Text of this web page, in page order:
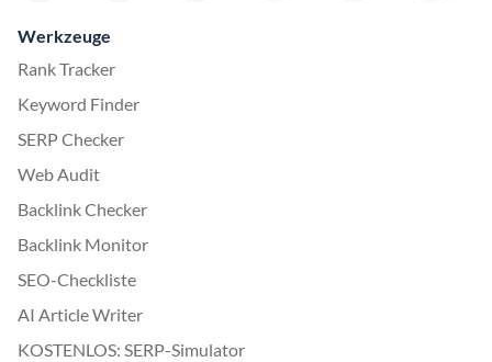
Werkzeuge
Rank Tracker
Keyword Finder
SERP Checker
Web Audit
Backlink Checker
Backlink Monitor
SEO-Checkliste
AI Article Writer
KOSTENLOS: SERP-Simulator